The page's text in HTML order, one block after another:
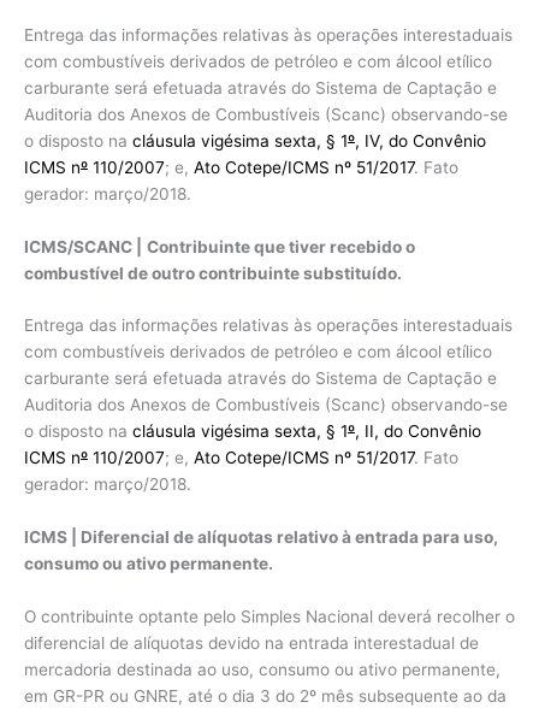
Entrega das informações relativas às operações interestaduais
com combustíveis derivados de petróleo e com álcool etílico
carburante será efetuada através do Sistema de Captação e
Auditoria dos Anexos de Combustíveis (Scanc) observando-se
o disposto na cláusula vigésima sexta, § 1º, IV, do Convênio
ICMS nº 110/2007; e, Ato Cotepe/ICMS nº 51/2017. Fato
gerador: março/2018.
ICMS/SCANC |
Contribuinte que tiver recebido o
combustível de outro contribuinte substituído.
Entrega das informações relativas às operações interestaduais
com combustíveis derivados de petróleo e com álcool etílico
carburante será efetuada através do Sistema de Captação e
Auditoria dos Anexos de Combustíveis (Scanc) observando-se
o disposto na cláusula vigésima sexta, § 1º, II, do Convênio
ICMS nº 110/2007; e, Ato Cotepe/ICMS nº 51/2017. Fato
gerador: março/2018.
ICMS | Diferencial de alíquotas relativo à entrada para uso,
consumo ou ativo permanente.
O contribuinte optante pelo Simples Nacional deverá recolher o
diferencial de alíquotas devido na entrada interestadual de
mercadoria destinada ao uso, consumo ou ativo permanente,
em GR-PR ou GNRE, até o dia 3 do 2º mês subsequente ao da